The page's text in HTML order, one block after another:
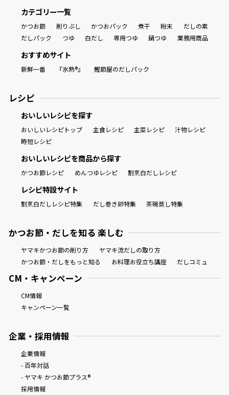
カテゴリー一覧
かつお節 削りぶし かつおパック 煮干 粉末
だしの素
だしパック
つゆ 白だし 専用つゆ 鍋つゆ 業務用商品
おすすめサイト
新鮮一番 『氷熟®』 鰹節屋のだしパック
レシピ
おいしいレシピを探す
おいしいレシピトップ 主食レシピ 主菜レシピ
汁物レシピ
時短レシピ
おいしいレシピを商品から探す
かつお節レシピ めんつゆレシピ 割烹白だしレシピ
レシピ特設サイト
割烹白だしレシピ特集 だし巻き卵特集 茶碗蒸し特集
かつお節・だしを知る 楽しむ
ヤマキかつお節の削り方
ヤマキ流だしの取り方
かつお節・だしをもっと知る
お料理お役立ち講座 だしコミュ
CM・キャンペーン
CM情報
キャンペーン一覧
企業・採用情報
企業情報
- 百年対話
- ヤマキ かつお節プラス®
採用情報